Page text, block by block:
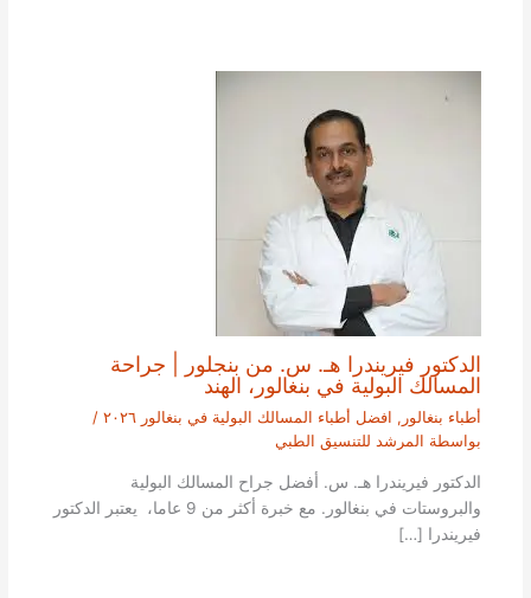
الدكتور فيريندرا هـ. س. من بنجلور | جراحة
المسالك البولية في بنغالور، الهند
أطباء بنغالور , افضل أطباء المسالك البولية في بنغالور ٢٠٢٦
/
بواسطة المرشد للتنسيق الطبي
الدكتور فيريندرا هـ. س. أفضل جراح المسالك البولية
والبروستات في بنغالور. مع خبرة أكثر من 9 عاما، يعتبر الدكتور
فيريندرا […]